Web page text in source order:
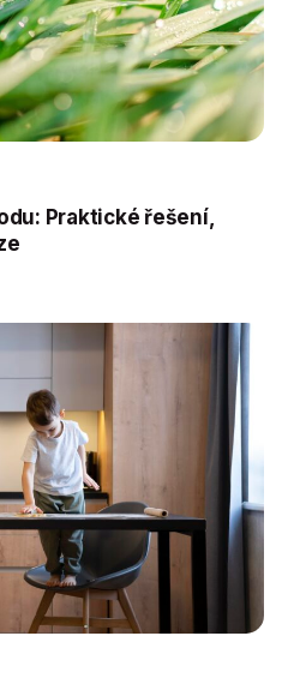
Praktické řešení,